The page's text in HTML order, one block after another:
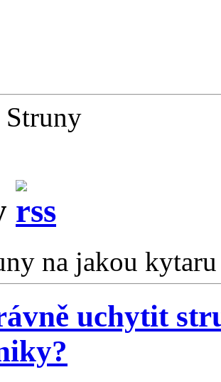
Struny
na jakou
uchytit